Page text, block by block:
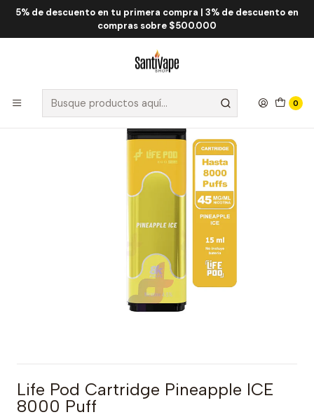
5% de descuento en tu primera compra | 3% de descuento en
compras sobre $500.000
0
Inicio Life Pod Life Pod Eco Cartridge 8.000 Puff
Life Pod Cartridge Pineapple ICE 8000 Puff
Life Pod Cartridge Pineapple ICE
8000 Puff